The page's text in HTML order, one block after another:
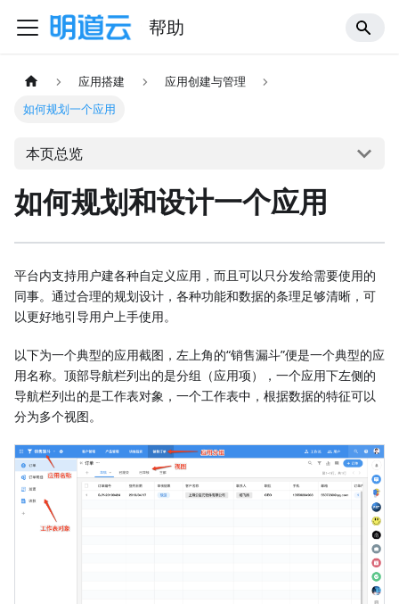
帮助
应用搭建
应用创建与管理
如何规划一个应用
本页总览
如何规划和设计一个应用
平台内支持用户建各种自定义应用，而且可以只分发给需要使用的
同事。通过合理的规划设计，各种功能和数据的条理足够清晰，可
以更好地引导用户上手使用。
以下为一个典型的应用截图，左上角的“销售漏斗”便是一个典型的应
用名称。顶部导航栏列出的是分组（应用项），一个应用下左侧的
导航栏列出的是工作表对象，一个工作表中，根据数据的特征可以
分为多个视图。